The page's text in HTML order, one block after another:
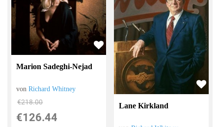
Marion Sadeghi-Nejad
vonRichard Whitney
€218.00
€126.44
Lane Kirkland